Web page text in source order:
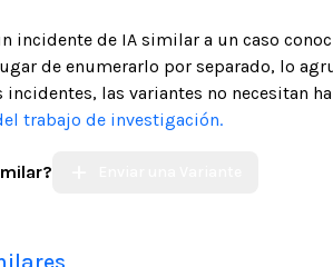
incidente de IA similar a un caso
de enumerarlo por separado, lo
las variantes no necesitan
trabajo de investigación.